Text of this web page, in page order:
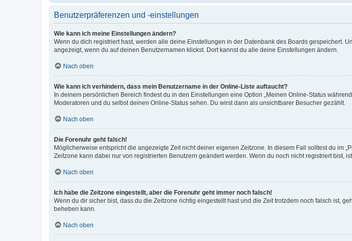
Benutzerpräferenzen und -einstellungen
Wie kann ich meine Einstellungen ändern?
Wenn du dich registriert hast, werden alle deine Einstellungen in der Datenbank des Boards gespeichert.
angezeigt, wenn du auf deinen Benutzernamen klickst. Dort kannst du alle deine Einstellungen ändern.
Nach oben
Wie kann ich verhindern, dass mein Benutzername in der Online-Liste auftaucht?
In deinem persönlichen Bereich findest du in den Einstellungen eine Option „Meinen Online-Status
Moderatoren und du selbst deinen Online-Status sehen. Du wirst dann als unsichtbarer Besucher gezählt.
Nach oben
Die Forenuhr geht falsch!
Möglicherweise entspricht die angezeigte Zeit nicht deiner eigenen Zeitzone. In diesem Fall solltest du im
Zeitzone kann dabei nur von registrierten Benutzern geändert werden. Wenn du noch nicht registriert bist,
Nach oben
Ich habe die Zeitzone eingestellt, aber die Forenuhr geht immer noch falsch!
Wenn du dir sicher bist, dass du die Zeitzone richtig eingestellt hast und die Zeit trotzdem noch falsch ist,
beheben kann.
Nach oben